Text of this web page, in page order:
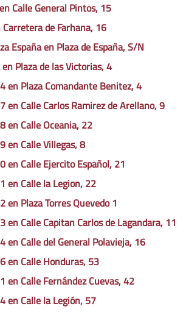
Calle General Pintos, 15
Carretera de Farhana, 16
España en Plaza de España, S/N
Plaza de las Victorias, 4
en Plaza Comandante Benitez, 4
en Calle Carlos Ramirez de Arellano, 9
en Calle Oceania, 22
en Calle Villegas, 8
en Calle Ejercito Español, 21
en Calle la Legion, 22
en Plaza Torres Quevedo 1
en Calle Capitan Carlos de Lagandara, 11
en Calle del General Polavieja, 16
en Calle Honduras, 53
en Calle Fernández Cuevas, 42
en Calle la Legión, 57